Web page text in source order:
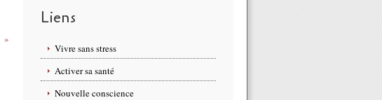
Liens
Vivre sans stress
Activer sa santé
Nouvelle conscience